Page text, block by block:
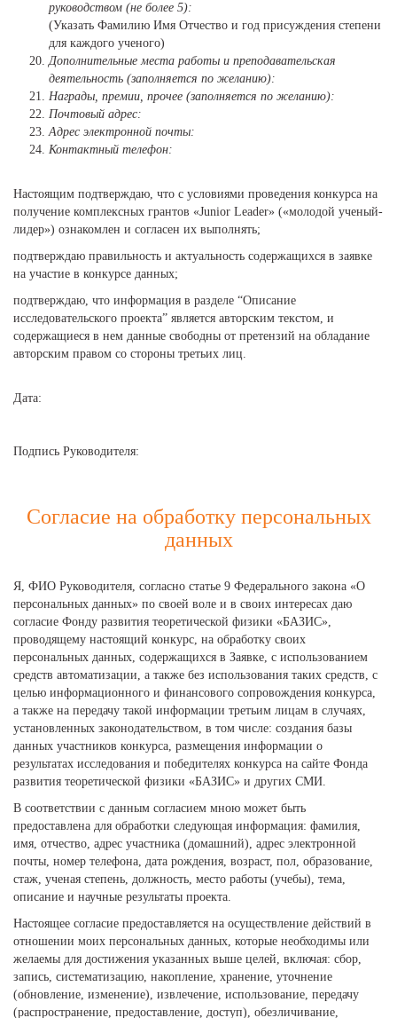
руководством (не более 5):
(Указать Фамилию Имя Отчество и год присуждения степени
для каждого ученого)
Дополнительные места работы и преподавательская
деятельность (заполняется по желанию):
Награды, премии, прочее (заполняется по желанию):
Почтовый адрес:
Адрес электронной почты:
Контактный телефон:
Настоящим подтверждаю, что с условиями проведения конкурса на
получение комплексных грантов «Junior Leader» («молодой ученый-
лидер») ознакомлен и согласен их выполнять;
подтверждаю правильность и актуальность содержащихся в заявке
на участие в конкурсе данных;
подтверждаю, что информация в разделе “Описание
исследовательского проекта” является авторским текстом, и
содержащиеся в нем данные свободны от претензий на обладание
авторским правом со стороны третьих лиц.
Дата:
Подпись Руководителя:
Согласие на обработку персональных
данных
Я, ФИО Руководителя, согласно статье 9 Федерального закона «О
персональных данных» по своей воле и в своих интересах даю
согласие Фонду развития теоретической физики «БАЗИС»,
проводящему настоящий конкурс, на обработку своих
персональных данных, содержащихся в Заявке, с использованием
средств автоматизации, а также без использования таких средств, с
целью информационного и финансового сопровождения конкурса,
а также на передачу такой информации третьим лицам в случаях,
установленных законодательством, в том числе: создания базы
данных участников конкурса, размещения информации о
результатах исследования и победителях конкурса на сайте Фонда
развития теоретической физики «БАЗИС» и других СМИ.
В соответствии с данным согласием мною может быть
предоставлена для обработки следующая информация: фамилия,
имя, отчество, адрес участника (домашний), адрес электронной
почты, номер телефона, дата рождения, возраст, пол, образование,
стаж, ученая степень, должность, место работы (учебы), тема,
описание и научные результаты проекта.
Настоящее согласие предоставляется на осуществление действий в
отношении моих персональных данных, которые необходимы или
желаемы для достижения указанных выше целей, включая: сбор,
запись, систематизацию, накопление, хранение, уточнение
(обновление, изменение), извлечение, использование, передачу
(распространение, предоставление, доступ), обезличивание,